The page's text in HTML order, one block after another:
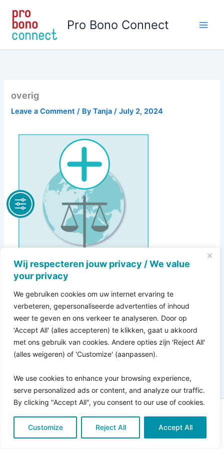
Wij respecteren jouw privacy / We value
your privacy
We gebruiken cookies om uw internet ervaring te
verbeteren, gepersonaliseerde advertenties of inhoud
weer te geven en ons verkeer te analyseren. Door op
‘Accept All' (alles accepteren) te klikken, gaat u akkoord
met ons gebruik van cookies. Andere opties zijn 'Reject All'
(alles weigeren) of 'Customize' (aanpassen).
We use cookies to enhance your browsing experience,
serve personalized ads or content, and analyze our traffic.
By clicking "Accept All", you consent to our use of cookies.
Customize Reject All Accept All
content
Pro Bono Connect
overig
Leave a Comment / ByTanja/July 2, 2024
Copyright © 2026 Pro Bono Connect | in samenwerking
metKitewebsites